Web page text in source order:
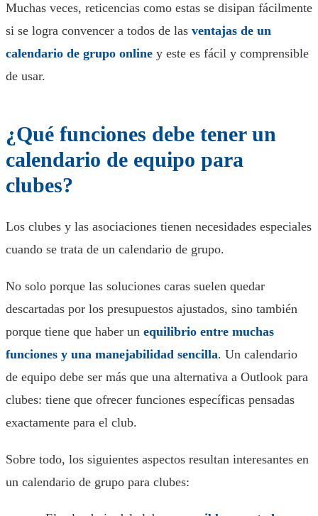
Muchas veces, reticencias como estas se disipan fácilmente
si se logra convencer a todos de las ventajas de un
calendario de grupo online y este es fácil y comprensible
de usar.
¿Qué funciones debe tener un
calendario de equipo para
clubes?
Los clubes y las asociaciones tienen necesidades especiales
cuando se trata de un calendario de grupo.
No solo porque las soluciones caras suelen quedar
descartadas por los presupuestos ajustados, sino también
porque tiene que haber un equilibrio entre muchas
funciones y una manejabilidad sencilla. Un calendario
de equipo debe ser más que una alternativa a Outlook para
clubes: tiene que ofrecer funciones específicas pensadas
exactamente para el club.
Sobre todo, los siguientes aspectos resultan interesantes en
un calendario de grupo para clubes: